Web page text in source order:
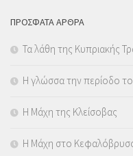
ΠΡΌΣΦΑΤΑ ΆΡΘΡΑ
Τα λάθη της Κυπριακής
Η γλώσσα την περίοδο
Η Μάχη της Κλείσοβας
Η Μάχη στο